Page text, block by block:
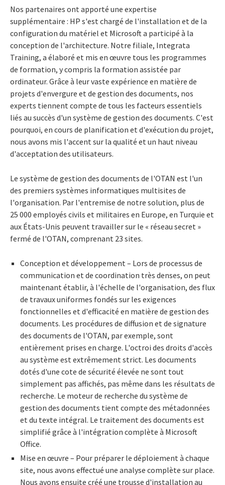
Nos partenaires ont apporté une expertise
supplémentaire : HP s'est chargé de l'installation et de la
configuration du matériel et Microsoft a participé à la
conception de l'architecture. Notre filiale, Integrata
Training, a élaboré et mis en œuvre tous les programmes
de formation, y compris la formation assistée par
ordinateur. Grâce à leur vaste expérience en matière de
projets d'envergure et de gestion des documents, nos
experts tiennent compte de tous les facteurs essentiels
liés au succès d'un système de gestion des documents. C'est
pourquoi, en cours de planification et d'exécution du projet,
nous avons mis l'accent sur la qualité et un haut niveau
d'acceptation des utilisateurs.
Le système de gestion des documents de l'OTAN est l'un
des premiers systèmes informatiques multisites de
l'organisation. Par l'entremise de notre solution, plus de
25 000 employés civils et militaires en Europe, en Turquie et
aux États-Unis peuvent travailler sur le « réseau secret »
fermé de l'OTAN, comprenant 23 sites.
Conception et développement – Lors de processus de
communication et de coordination très denses, on peut
maintenant établir, à l'échelle de l'organisation, des flux
de travaux uniformes fondés sur les exigences
fonctionnelles et d'efficacité en matière de gestion des
documents. Les procédures de diffusion et de signature
des documents de l'OTAN, par exemple, sont
entièrement prises en charge. L'octroi des droits d'accès
au système est extrêmement strict. Les documents
dotés d'une cote de sécurité élevée ne sont tout
simplement pas affichés, pas même dans les résultats de
recherche. Le moteur de recherche du système de
gestion des documents tient compte des métadonnées
et du texte intégral. Le traitement des documents est
simplifié grâce à l'intégration complète à Microsoft
Office.
Mise en œuvre – Pour préparer le déploiement à chaque
site, nous avons effectué une analyse complète sur place.
Nous avons ensuite créé une trousse d'installation au